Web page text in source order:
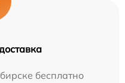
бесплатно